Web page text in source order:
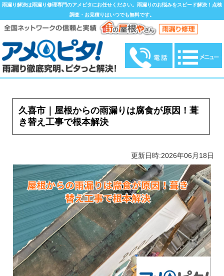
雨漏り解決は雨漏り修理専門のアメピタにお任せください。雨漏りのお悩みをスピード解決！点検
調査・お見積りはいつでも無料です。
久喜市｜屋根からの雨漏りは腐食が原因！葺
き替え工事で根本解決
更新日時:2026年06月18日